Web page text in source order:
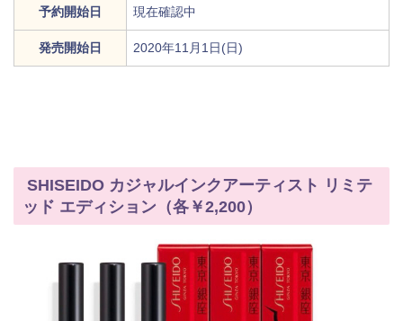
予約開始日 現在確認中
発売開始日 2020年11月1日(日)
SHISEIDO カジャルインクアーティスト リミテ
ッド エディション（各￥2,200）